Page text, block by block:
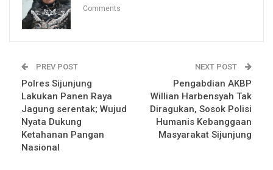
Comments
PREV POST
Polres Sijunjung
Lakukan Panen Raya
Jagung serentak; Wujud
Nyata Dukung
Ketahanan Pangan
Nasional
NEXT POST
Pengabdian AKBP
Willian Harbensyah Tak
Diragukan, Sosok Polisi
Humanis Kebanggaan
Masyarakat Sijunjung